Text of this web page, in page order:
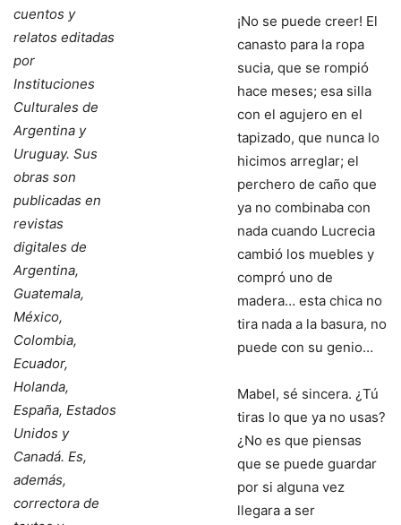
cuentos y
relatos editadas
por
Instituciones
Culturales de
Argentina y
Uruguay. Sus
obras son
publicadas en
revistas
digitales de
Argentina,
Guatemala,
México,
Colombia,
Ecuador,
Holanda,
España, Estados
Unidos y
Canadá. Es,
además,
correctora de
¡No se puede creer! El
canasto para la ropa
sucia, que se rompió
hace meses; esa silla
con el agujero en el
tapizado, que nunca lo
hicimos arreglar; el
perchero de caño que
ya no combinaba con
nada cuando Lucrecia
cambió los muebles y
compró uno de
madera… esta chica no
tira nada a la basura, no
puede con su genio…
Mabel, sé sincera. ¿Tú
tiras lo que ya no usas?
¿No es que piensas
que se puede guardar
por si alguna vez
llegara a ser